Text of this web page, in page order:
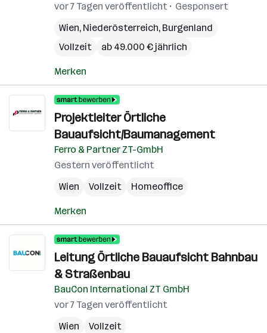
vor 7 Tagen veröffentlicht
Gesponsert
Wien, Niederösterreich, Burgenland
Vollzeit
ab 49.000 € jährlich
Merken
Projektleiter Örtliche
Bauaufsicht/Baumanagement
Ferro & Partner ZT-GmbH
Gestern veröffentlicht
Wien
Vollzeit Homeoffice
Merken
Leitung Örtliche Bauaufsicht Bahnbau
& Straßenbau
BauCon International ZT GmbH
vor 7 Tagen veröffentlicht
Wien
Vollzeit